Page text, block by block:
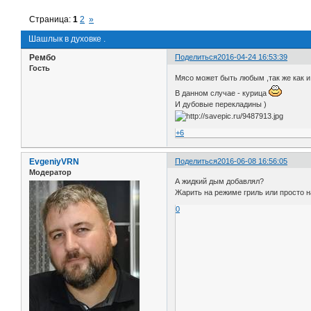
Шашлык в духовке .
Страница:1 2 »
Поделиться2016-04-24 16:53:39
Рембо
Гость
Мясо может быть любым ,так же как и
В данном случае - курица
И дубовые перекладины )
+6
Поделиться2016-06-08 16:56:05
EvgeniyVRN
Модератор
А жидкий дым добавлял?
Жарить на режиме гриль или просто
0